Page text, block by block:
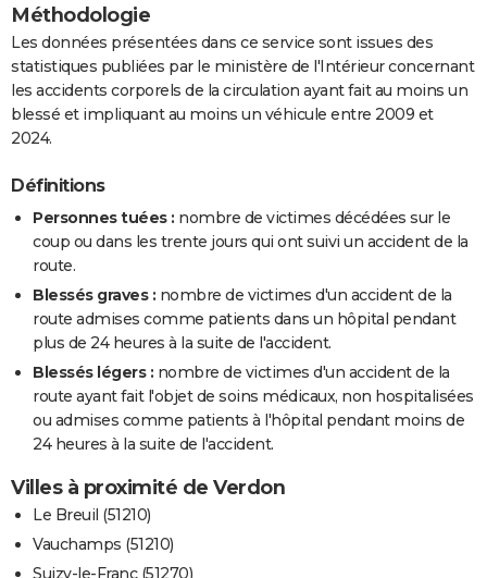
Méthodologie
Les données présentées dans ce service sont issues des
statistiques publiées par le ministère de l'Intérieur concernant
les accidents corporels de la circulation ayant fait au moins un
blessé et impliquant au moins un véhicule entre 2009 et
2024.
Définitions
Personnes tuées : nombre de victimes décédées sur le
coup ou dans les trente jours qui ont suivi un accident de la
route.
Blessés graves : nombre de victimes d'un accident de la
route admises comme patients dans un hôpital pendant
plus de 24 heures à la suite de l'accident.
Blessés légers : nombre de victimes d'un accident de la
route ayant fait l'objet de soins médicaux, non hospitalisées
ou admises comme patients à l'hôpital pendant moins de
24 heures à la suite de l'accident.
Villes à proximité de Verdon
Le Breuil (51210)
Vauchamps (51210)